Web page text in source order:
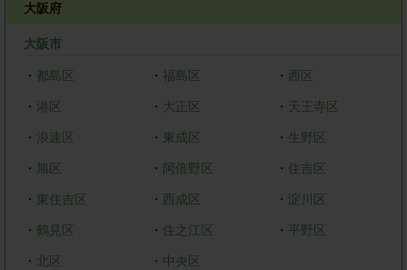
大阪府
大阪市
・ 都島区 ・ 福島区 ・ 西区
・ 港区 ・ 大正区 ・ 天王寺区
・ 浪速区 ・ 東成区 ・ 生野区
・ 旭区 ・ 阿倍野区 ・ 住吉区
・ 東住吉区 ・ 西成区 ・ 淀川区
・ 鶴見区 ・ 住之江区 ・平野区
・ 北区 ・ 中央区